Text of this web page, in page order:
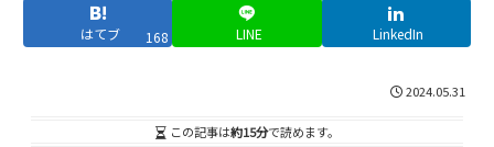
はてブ 168 LINE LinkedIn
2024.05.31
この記事は約15分で読めます。